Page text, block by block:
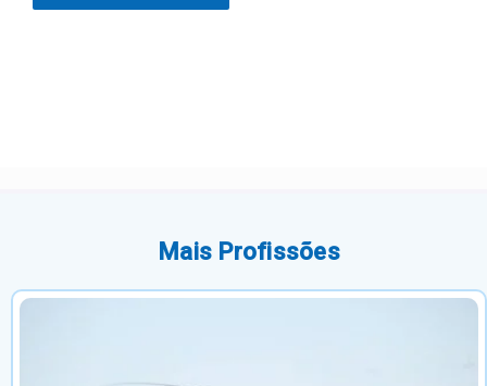
Mais Profissões